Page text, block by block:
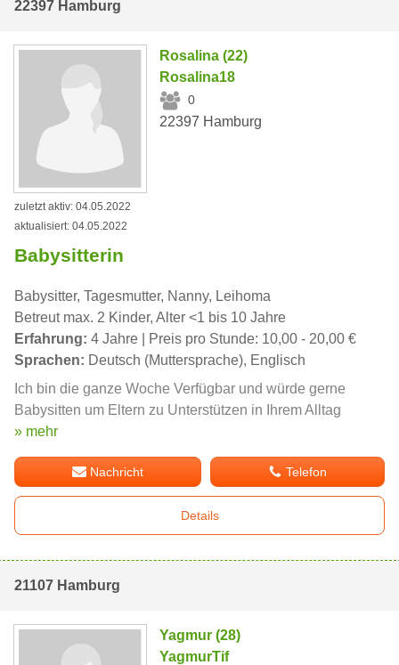
22397 Hamburg
Rosalina (22)
Rosalina18
0
22397 Hamburg
zuletzt aktiv: 04.05.2022
aktualisiert: 04.05.2022
Babysitterin
Babysitter, Tagesmutter, Nanny, Leihoma
Betreut max. 2 Kinder, Alter <1 bis 10 Jahre
Erfahrung: 4 Jahre | Preis pro Stunde: 10,00 - 20,00 €
Sprachen: Deutsch (Muttersprache), Englisch
Ich bin die ganze Woche Verfügbar und würde gerne
Babysitten um Eltern zu Unterstützen in Ihrem Alltag
» mehr
Nachricht Telefon
Details
21107 Hamburg
Yagmur (28)
YagmurTif